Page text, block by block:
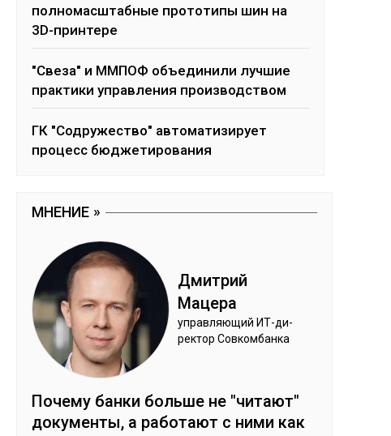
полномасштабные прототипы шин на
3D-принтере
"Свеза" и ММПОФ объединили лучшие
практики управления производством
ГК "Содружество" автоматизирует
процесс бюджетирования
МНЕНИЕ
Дмит­рий
Ма­цера
уп­рав­ляю­щий ИТ-ди­
рек­тор Сов­ком­бан­ка
По­чему бан­ки боль­ше не "чи­тают"
до­кумен­ты, а ра­ботают с ни­ми как